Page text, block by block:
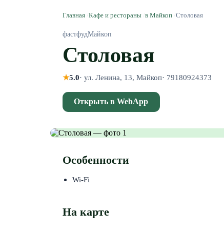
Главная Кафе и рестораны в Майкоп Столовая
фастфудМайкоп
Столовая
★5.0· ул. Ленина, 13, Майкоп· 79180924373
Открыть в WebApp
Особенности
Wi-Fi
На карте